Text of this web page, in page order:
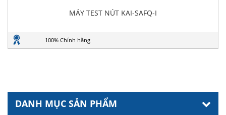
MÁY TEST NÚT KAI-SAFQ-I
100% Chính hãng
DANH MỤC SẢN PHẨM